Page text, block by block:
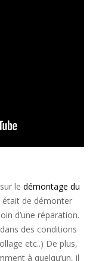
le démontage du
était de démonter
d’une réparation.
des conditions
etc..) De plus,
à quelqu’un, il